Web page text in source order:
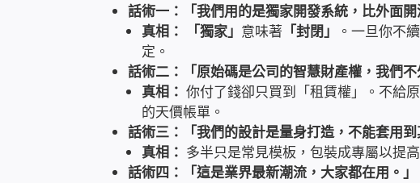
話術一：「我們用的是獨家開發系統，比外面開
真相：
「獨家」 意味著 「封閉」
。一旦你不
定。
話術二：「原始碼是公司的智慧財產權，我們不
真相： 你付了錢卻只買到「租賃權」。不給
的天價帳單。
話術三：「我們的設計是量身打造，不能套用到
真相： 多半只是常見模板，包裝成專屬以提
話術四：「這是業界最新潮流，大家都在用。」